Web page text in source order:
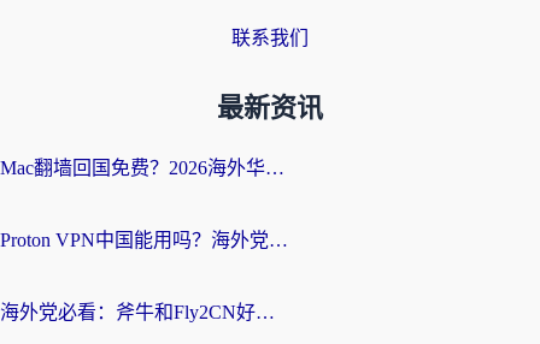
联系我们
最新资讯
Mac翻墙回国免费？2026海外华人亲测：从CCTV5直播到国内APP，这样选加速器才靠谱
Proton VPN中国能用吗？海外党选回国加速器的避坑指南（附番茄加速器实测）
海外党必看：斧牛和Fly2CN好用吗？3招教你选对回国加速器（附免费试用攻略）